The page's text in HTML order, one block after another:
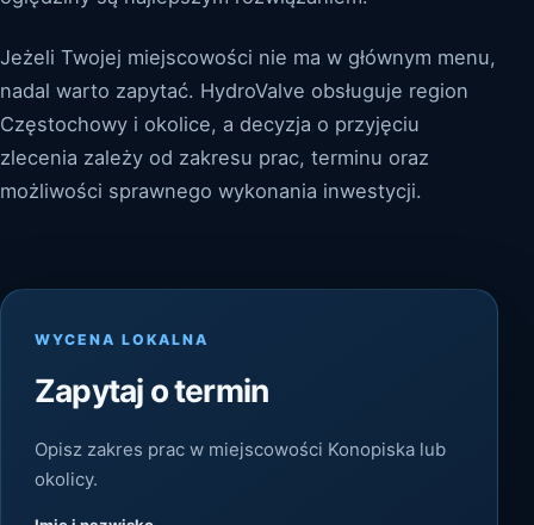
Jeżeli Twojej miejscowości nie ma w głównym menu,
nadal warto zapytać. HydroValve obsługuje region
Częstochowy i okolice, a decyzja o przyjęciu
zlecenia zależy od zakresu prac, terminu oraz
możliwości sprawnego wykonania inwestycji.
WYCENA LOKALNA
Zapytaj o termin
Opisz zakres prac w miejscowości Konopiska lub
okolicy.